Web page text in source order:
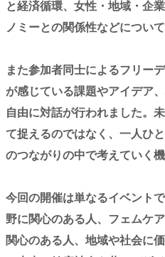
と経済循環、女性・地域・企
ノミーとの関係性などについ
また参加者同士によるフリー
が感じている課題やアイデア
自由に対話が行われました。
て捉えるのではなく、一人ひ
のつながりの中で考えていく機
今回の開催は単なるイベント
野に関心のある人、フェムケ
関心のある人、地域や社会に